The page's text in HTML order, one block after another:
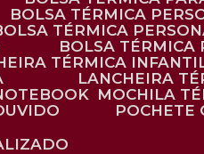
BOLSA TÉRMICA
BOLSA TÉRMICA
BOLSA
TÉRMICA
LANCHEIRA
MOCHILA